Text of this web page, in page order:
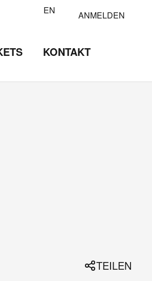
EN ANMELDEN
KONTAKT
TEILEN